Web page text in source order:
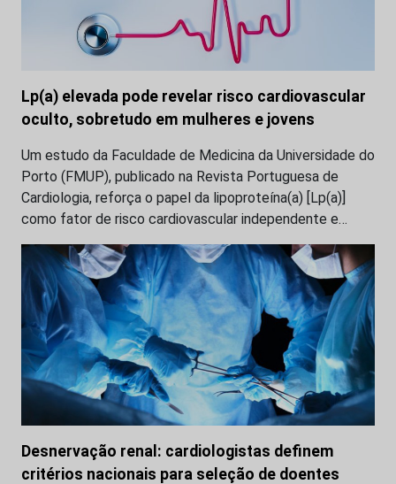
Lp(a) elevada pode revelar risco cardiovascular
oculto, sobretudo em mulheres e jovens
Um estudo da Faculdade de Medicina da Universidade do
Porto (FMUP), publicado na Revista Portuguesa de
Cardiologia, reforça o papel da lipoproteína(a) [Lp(a)]
como fator de risco cardiovascular independente e…
Desnervação renal: cardiologistas definem
critérios nacionais para seleção de doentes